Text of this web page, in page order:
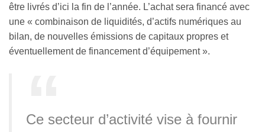
être livrés d’ici la fin de l’année. L’achat sera financé avec
une « combinaison de liquidités, d’actifs numériques au
bilan, de nouvelles émissions de capitaux propres et
éventuellement de financement d’équipement ».
Ce secteur d’activité vise à fournir